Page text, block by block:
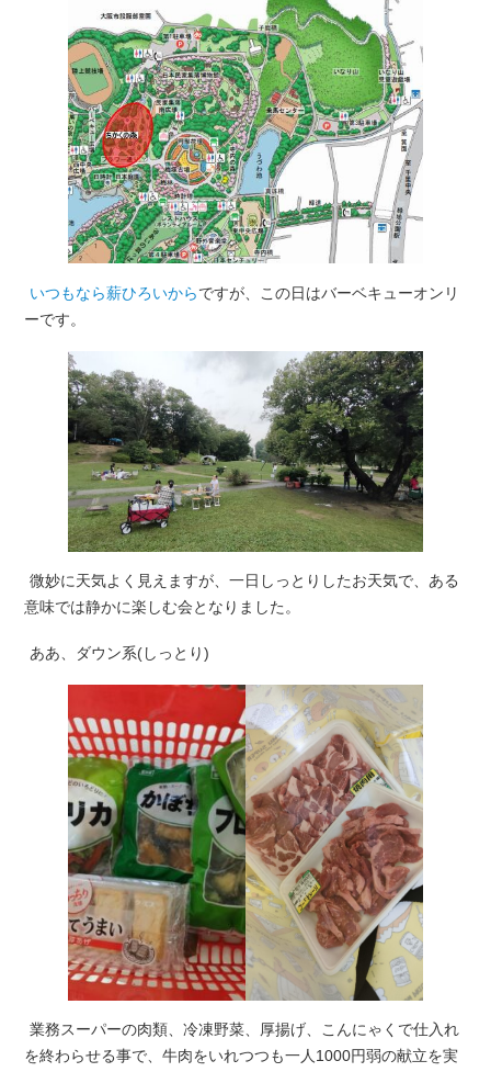
いつもなら薪ひろいからですが、この日はバーベキューオンリ
ーです。
微妙に天気よく見えますが、一日しっとりしたお天気で、ある
意味では静かに楽しむ会となりました。
ああ、ダウン系(しっとり)
業務スーパーの肉類、冷凍野菜、厚揚げ、こんにゃくで仕入れ
を終わらせる事で、牛肉をいれつつも一人1000円弱の献立を実